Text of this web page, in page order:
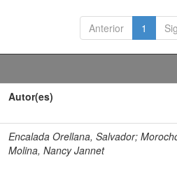
Anterior 1
Autor(es)
Encalada Orellana, Salvador;
Molina, Nancy Jannet